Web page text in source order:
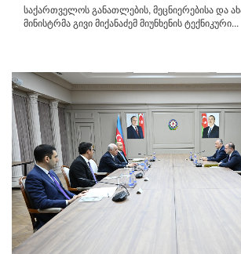
საქართველოს განათლების, მეცნიერებისა და
მინისტრმა გივი მიქანაძემ მიუნხენის ტექნიკური...